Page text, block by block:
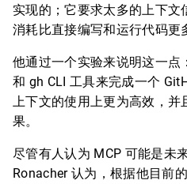
实现的；它要求太多的上下
消耗比直接编写和运行代码更
他通过一个实验来说明这一点
和 gh CLI 工具来完成一个
上下文的使用上更为高效，并
果。
尽管有人认为 MCP 可能是未
Ronacher 认为，根据他目前